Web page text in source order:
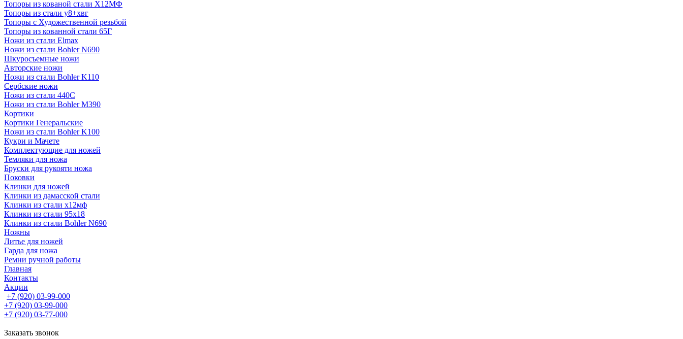
Топоры из кованой стали Х12МФ
Топоры из стали у8+хвг
Топоры с Художественной резьбой
Топоры из кованной стали 65Г
Ножи из стали Elmax
Ножи из стали Bohler N690
Шкуросъемные ножи
Авторские ножи
Ножи из стали Bohler K110
Сербские ножи
Ножи из стали 440С
Ножи из стали Bohler M390
Кортики
Кортики Генеральские
Ножи из стали Bohler K100
Кукри и Мачете
Комплектующие для ножей
Темляки для ножа
Бруски для рукояти ножа
Поковки
Клинки для ножей
Клинки из дамасской стали
Клинки из стали х12мф
Клинки из стали 95х18
Клинки из стали Bohler N690
Ножны
Литье для ножей
Гарда для ножа
Ремни ручной работы
Главная
Контакты
Акции
+7 (920) 03-99-000
+7 (920) 03-99-000
+7 (920) 03-77-000
Заказать звонок